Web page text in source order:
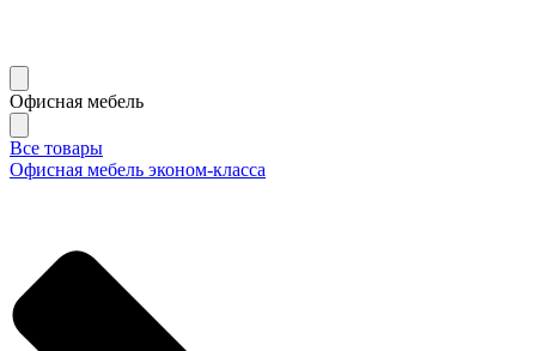
Офисная мебель
Все товары
Офисная мебель эконом-класса